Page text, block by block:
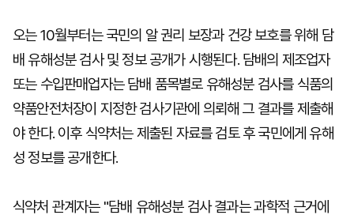
오는 10월부터는 국민의 알 권리 보장과 건강 보호를 위해 담
배 유해성분 검사 및 정보 공개가 시행된다. 담배의 제조업자
또는 수입판매업자는 담배 품목별로 유해성분 검사를 식품의
약품안전처장이 지정한 검사기관에 의뢰해 그 결과를 제출해
야 한다. 이후 식약처는 제출된 자료를 검토 후 국민에게 유해
성 정보를 공개한다.
식약처 관계자는 "담배 유해성분 검사 결과는 과학적 근거에